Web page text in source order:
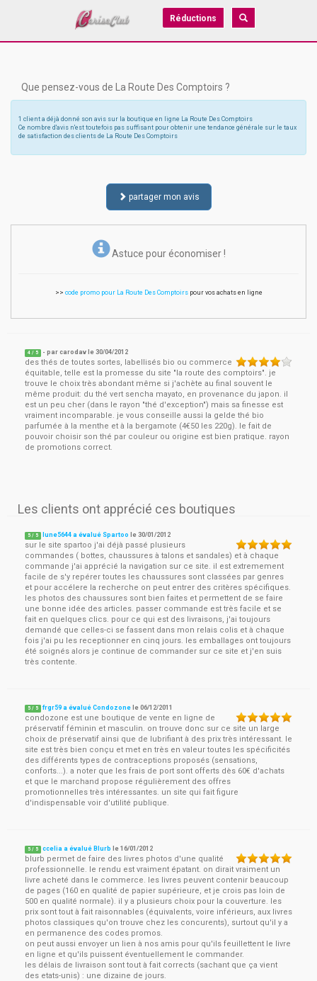
Réductions
Que pensez-vous de La Route Des Comptoirs ?
1 client a déjà donné son avis sur la boutique en ligne La Route Des Comptoirs
Ce nombre d'avis n'est toutefois pas suffisant pour obtenir une tendance générale sur le taux
de satisfaction des clients de La Route Des Comptoirs
partager mon avis
Astuce pour économiser !
>> code promo pour La Route Des Comptoirspour vos achats en ligne
4 / 5 - parcarodav le30/04/2012
des thés de toutes sortes, labellisés bio ou commerce
équitable, telle est la promesse du site "la route des comptoirs". je
trouve le choix très abondant même si j'achète au final souvent le
même produit: du thé vert sencha mayato, en provenance du japon. il
est un peu cher (dans le rayon "thé d'exception") mais sa finesse est
vraiment incomparable. je vous conseille aussi la gelde thé bio
parfumée à la menthe et à la bergamote (4€50 les 220g). le fait de
pouvoir choisir son thé par couleur ou origine est bien pratique. rayon
de promotions correct.
Les clients ont apprécié ces boutiques
5 / 5 lune5644 a évalué Spartoo le30/01/2012
sur le site spartoo j'ai déjà passé plusieurs
commandes ( bottes, chaussures à talons et sandales) et à chaque
commande j'ai apprécié la navigation sur ce site. il est extremement
facile de s'y repérer toutes les chaussures sont classées par genres
et pour accélere la recherche on peut entrer des critères spécifiques.
les photos des chaussures sont bien faites et permettent de se faire
une bonne idée des articles. passer commande est très facile et se
fait en quelques clics. pour ce qui est des livraisons, j'ai toujours
demandé que celles-ci se fassent dans mon relais colis et à chaque
fois j'ai pu les receptionner en cinq jours. les emballages ont toujours
été soignés alors je continue de commander sur ce site et j'en suis
très contente.
5 / 5 frgr59 a évalué Condozone le06/12/2011
condozone est une boutique de vente en ligne de
préservatif féminin et masculin. on trouve donc sur ce site un large
choix de préservatif ainsi que de lubrifiant à des prix très intéressant. le
site est très bien conçu et met en très en valeur toutes les spécificités
des différents types de contraceptions proposés (sensations,
conforts...). a noter que les frais de port sont offerts dès 60€ d'achats
et que le marchand propose régulièrement des offres
promotionnelles très intéressantes. un site qui fait figure
d'indispensable voir d'utilité publique.
5 / 5 ccelia a évalué Blurb le16/01/2012
blurb permet de faire des livres photos d'une qualité
professionnelle. le rendu est vraiment épatant. on dirait vraiment un
livre acheté dans le commerce. les livres peuvent contenir beaucoup
de pages (160 en qualité de papier supérieure, et je crois pas loin de
500 en qualité normale). il y a plusieurs choix pour la couverture. les
prix sont tout à fait raisonnables (équivalents, voire inférieurs, aux livres
photos classiques qu'on trouve chez les concurents), surtout qu'il y a
en permanence des codes promos.
on peut aussi envoyer un lien à nos amis pour qu'ils feuillettent le livre
en ligne et qu'ils puissent éventuellement le commander.
les délais de livraison sont tout à fait corrects (sachant que ça vient
des etats-unis) : une dizaine de jours.